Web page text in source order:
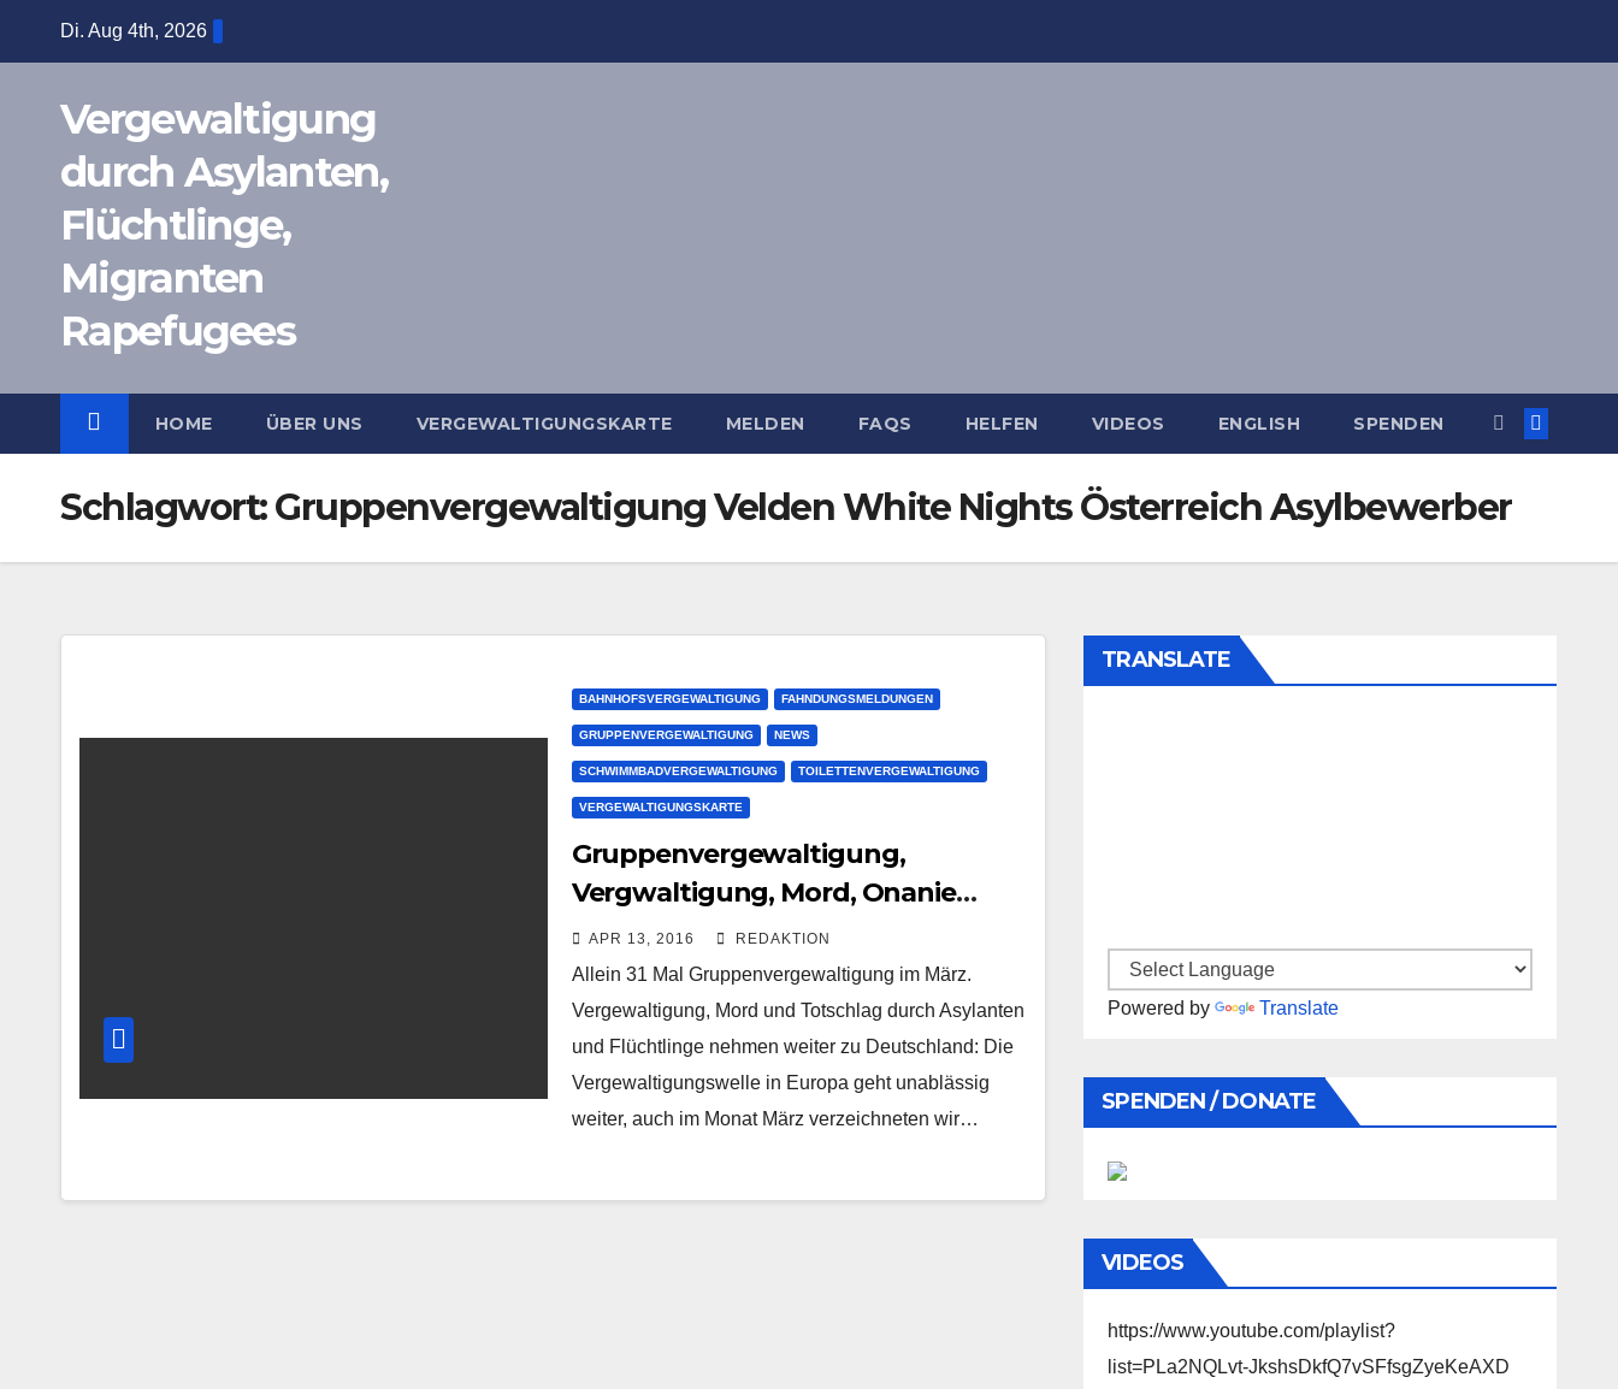
Di. Aug 4th, 2026
Vergewaltigung
durch Asylanten,
Flüchtlinge,
Migranten
Rapefugees
HOME ÜBER UNS VERGEWALTIGUNGSKARTE MELDEN FAQS HELFEN VIDEOS ENGLISH SPENDEN
Schlagwort:Gruppenvergewaltigung Velden White Nights Österreich Asylbewerber
BAHNHOFSVERGEWALTIGUNG FAHNDUNGSMELDUNGEN
GRUPPENVERGEWALTIGUNG NEWS
SCHWIMMBADVERGEWALTIGUNG TOILETTENVERGEWALTIGUNG
VERGEWALTIGUNGSKARTE
Gruppenvergewaltigung,
Vergwaltigung, Mord, Onanie
durch Asylanten | März dramatisch
APR 13, 2016 REDAKTION
Allein 31 Mal Gruppenvergewaltigung im März.
Vergewaltigung, Mord und Totschlag durch Asylanten
und Flüchtlinge nehmen weiter zu Deutschland: Die
Vergewaltigungswelle in Europa geht unablässig
weiter, auch im Monat März verzeichneten wir…
TRANSLATE
Powered by Translate
SPENDEN / DONATE
VIDEOS
https://www.youtube.com/playlist?
list=PLa2NQLvt-JkshsDkfQ7vSFfsgZyeKeAXD